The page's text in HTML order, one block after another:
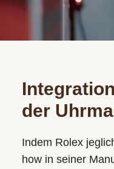
der
Indem Rolex
how in seiner